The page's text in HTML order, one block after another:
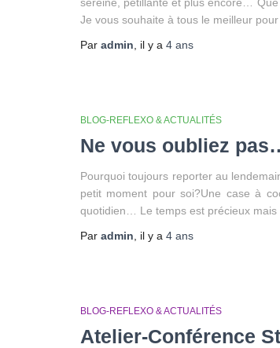
Je vous souhaite à tous le meilleur
Par admin , il y a 4 ans
BLOG-REFLEXO & ACTUALITÉS
Ne vous oubliez
Pourquoi toujours reporter au
petit moment pour soi?Une case à
quotidien… Le temps est précieux
Par admin , il y a 4 ans
BLOG-REFLEXO & ACTUALITÉS
Atelier-Conférence